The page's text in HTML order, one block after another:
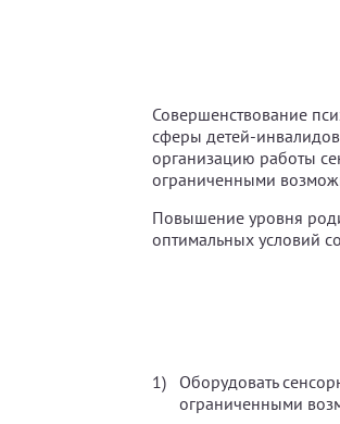
Совершенствование
сферы детей-
организацию работы
ограниченными
Повышение уровня
оптимальных условий
Оборудовать
ограниченными